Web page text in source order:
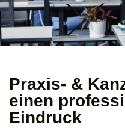
Praxis- &
einen
Eindruck